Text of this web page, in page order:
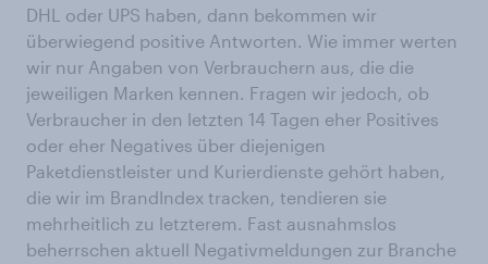
DHL oder UPS haben, dann bekommen wir
überwiegend positive Antworten. Wie immer werten
wir nur Angaben von Verbrauchern aus, die die
jeweiligen Marken kennen. Fragen wir jedoch, ob
Verbraucher in den letzten 14 Tagen eher Positives
oder eher Negatives über diejenigen
Paketdienstleister und Kurierdienste gehört haben,
die wir im BrandIndex tracken, tendieren sie
mehrheitlich zu letzterem. Fast ausnahmslos
beherrschen aktuell Negativmeldungen zur Branche